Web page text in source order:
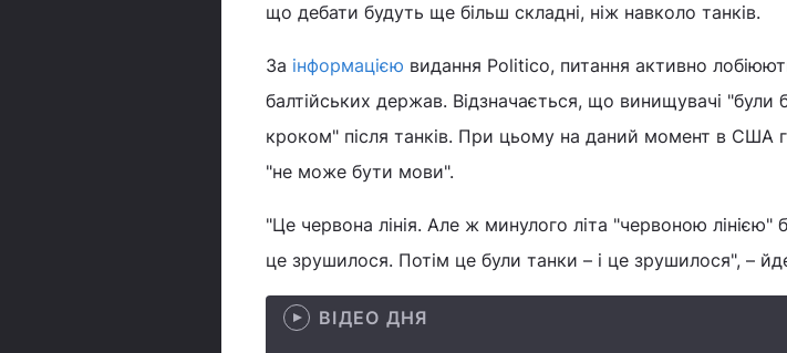
що дебати будуть ще більш складні, ніж навколо танків.
За інформацією видання Politico, питання активно
балтійських держав. Відзначається, що винищувачі
кроком" після танків. При цьому на даний момент в США
"не може бути мови".
"Це червона лінія. Але ж минулого літа "червоною лінією"
це зрушилося. Потім це були танки – і це зрушилося", –
ВІДЕО ДНЯ